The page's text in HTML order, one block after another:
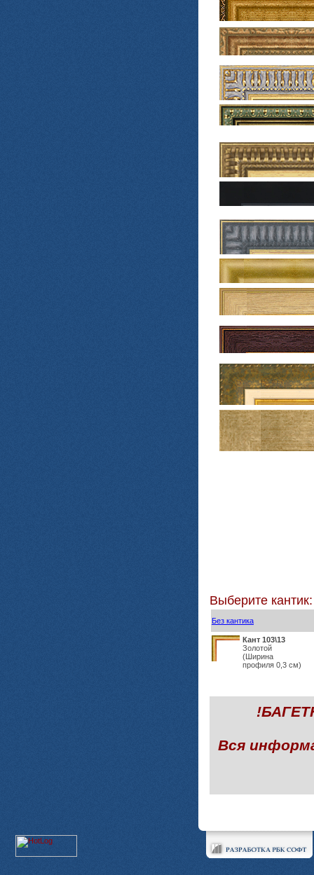
Выберите кантик:
Без кантика
Кант 103\13
Золотой
(Ширина
профиля 0,3 см)
Вся